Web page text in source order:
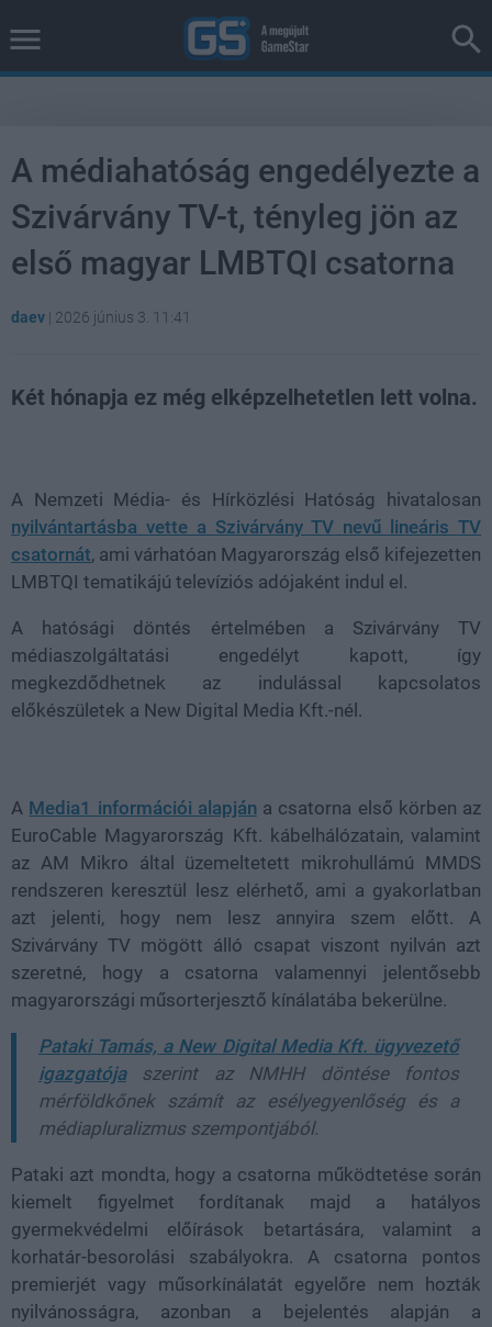
A médiahatóság engedélyezte a
Szivárvány TV-t, tényleg jön az
első magyar LMBTQI csatorna
daev | 2026 június 3. 11:41
Két hónapja ez még elképzelhetetlen lett volna.
A Nemzeti Média- és Hírközlési Hatóság hivatalosan
nyilvántartásba vette a Szivárvány TV nevű lineáris TV
csatornát, ami várhatóan Magyarország első kifejezetten
LMBTQI tematikájú televíziós adójaként indul el.
A hatósági döntés értelmében a Szivárvány TV
médiaszolgáltatási engedélyt kapott, így
megkezdődhetnek az indulással kapcsolatos
előkészületek a New Digital Media Kft.-nél.
A Media1 információi alapjána csatorna első körben az
EuroCable Magyarország Kft. kábelhálózatain, valamint
az AM Mikro által üzemeltetett mikrohullámú MMDS
rendszeren keresztül lesz elérhető, ami a gyakorlatban
azt jelenti, hogy nem lesz annyira szem előtt. A
Szivárvány TV mögött álló csapat viszont nyilván azt
szeretné, hogy a csatorna valamennyi jelentősebb
magyarországi műsorterjesztő kínálatába bekerülne.
Pataki Tamás, a New Digital Media Kft. ügyvezető
igazgatójaszerint az NMHH döntése fontos
mérföldkőnek számít az esélyegyenlőség és a
médiapluralizmus szempontjából.
Pataki azt mondta, hogy a csatorna működtetése során
kiemelt figyelmet fordítanak majd a hatályos
gyermekvédelmi előírások betartására, valamint a
korhatár-besorolási szabályokra. A csatorna pontos
premierjét vagy műsorkínálatát egyelőre nem hozták
nyilvánosságra, azonban a bejelentés alapján a